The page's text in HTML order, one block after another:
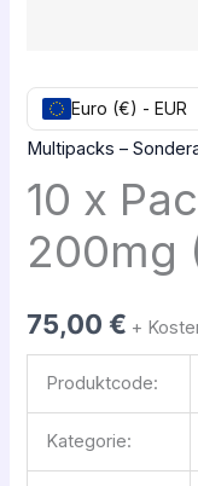
Euro (€) - EUR
Multipacks –
10 x
200mg
75,00€ +
Produktcode:
Kategorie: